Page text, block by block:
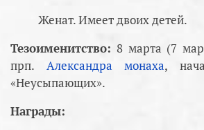
Женат. Имеет двоих детей.
Тезоименитство: 8 марта (7
прп. Александра монаха,
«Неусыпающих».
Награды: